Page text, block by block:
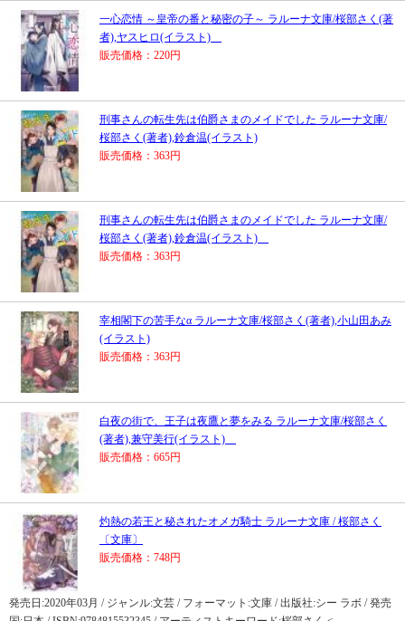
一心恋情 ～皇帝の番と秘密の子～ ラルーナ文庫/桜部さく(著
者),ヤスヒロ(イラスト)
販売価格：220円
刑事さんの転生先は伯爵さまのメイドでした ラルーナ文庫/
桜部さく(著者),鈴倉温(イラスト)
販売価格：363円
刑事さんの転生先は伯爵さまのメイドでした ラルーナ文庫/
桜部さく(著者),鈴倉温(イラスト)
販売価格：363円
宰相閣下の苦手なα ラルーナ文庫/桜部さく(著者),小山田あみ
(イラスト)
販売価格：363円
白夜の街で、王子は夜鷹と夢をみる ラルーナ文庫/桜部さく
(著者),兼守美行(イラスト)
販売価格：665円
灼熱の若王と秘されたオメガ騎士 ラルーナ文庫 / 桜部さく
〔文庫〕
販売価格：748円
発売日:2020年03月 / ジャンル:文芸 / フォーマット:文庫 / 出版社:シー ラボ / 発売